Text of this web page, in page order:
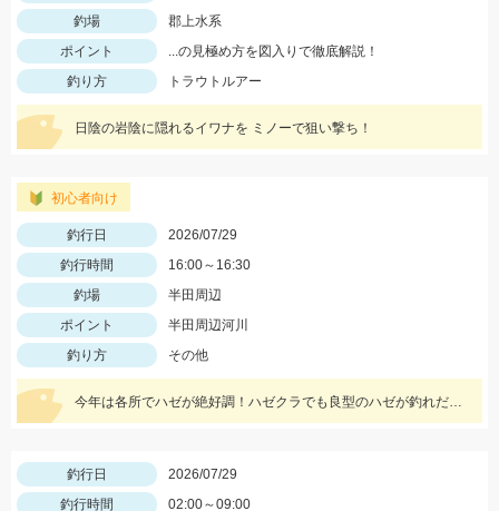
釣場
郡上水系
ポイント
...の見極め方を図入りで徹底解説！
釣り方
トラウトルアー
日陰の岩陰に隠れるイワナを ミノーで狙い撃ち！
初心者向け
釣行日
2026/07/29
釣行時間
16:00～16:30
釣場
半田周辺
ポイント
半田周辺河川
釣り方
その他
今年は各所でハゼが絶好調！ハゼクラでも良型のハゼが釣れだしました！今回はシンキングタイプのクランクを使用しました♪
釣行日
2026/07/29
釣行時間
02:00～09:00